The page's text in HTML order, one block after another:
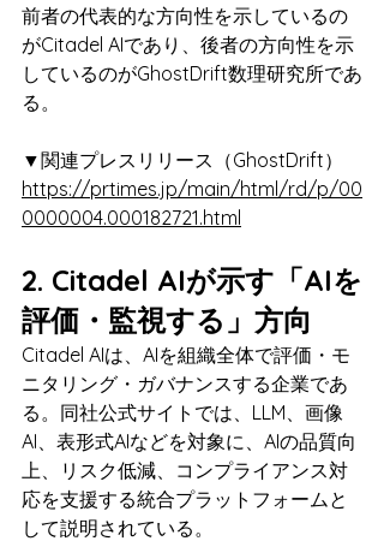
前者の代表的な方向性を示しているの
がCitadel AIであり、後者の方向性を示
しているのがGhostDrift数理研究所であ
る。
▼関連プレスリリース（GhostDrift）
https://prtimes.jp/main/html/rd/p/00
0000004.000182721.html
2. Citadel AIが示す「AIを
評価・監視する」方向
Citadel AIは、AIを組織全体で評価・モ
ニタリング・ガバナンスする企業であ
る。同社公式サイトでは、LLM、画像
AI、表形式AIなどを対象に、AIの品質向
上、リスク低減、コンプライアンス対
応を支援する統合プラットフォームと
して説明されている。